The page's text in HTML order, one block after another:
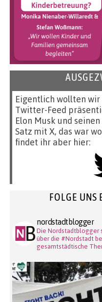
Eigentlich wollten
Twitter-Feed
Elon Musk und
Satz mit X, das war
findet ihr aber hier:
FOLGE UNS
nordstadtblogger
Die Nordstadtblogger
über die #Nordstadt
gesamtstädtische